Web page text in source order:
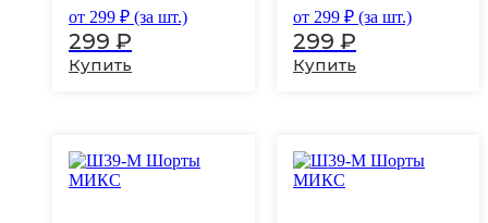
от 299 ₽ (за шт.)
299 ₽
Купить
товара.
от 299 ₽ (за шт.)
299 ₽
Купить
товара.
Этот
товар
Этот
товар